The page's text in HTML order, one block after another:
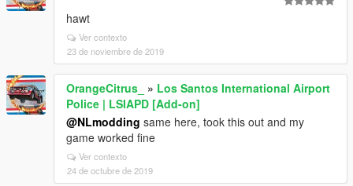
hawt
Ver contexto
23 de noviembre de 2019
OrangeCitrus_ » Los Santos International Airport
Police | LSIAPD [Add-on]
@NLmodding same here, took this out and my
game worked fine
Ver contexto
24 de octubre de 2019